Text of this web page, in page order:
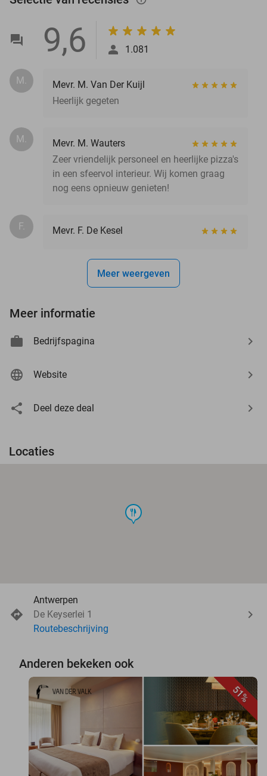
9,6 1.081
M.
Mevr. M. Van Der Kuijl
Heerlijk gegeten
M.
Mevr. M. Wauters
Zeer vriendelijk personeel en heerlijke pizza's
in een sfeervol interieur. Wij komen graag
nog eens opnieuw genieten!
F. Mevr. F. De Kesel
Meer weergeven
Meer informatie
Bedrijfspagina
Website
Deel deze deal
Locaties
food
Antwerpen
De Keyserlei 1
Routebeschrijving
Anderen bekeken ook
51%